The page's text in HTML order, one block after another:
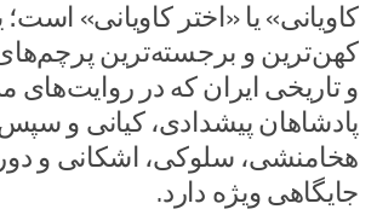
کاویانی» یا «اختر کاویانی» است؛
کهن‌ترین و برجسته‌ترین
و تاریخی ایران که در روایت‌های
پادشاهان پیشدادی، کیانی و
هخامنشی، سلوکی، اشکانی و
جایگاهی ویژه دارد.